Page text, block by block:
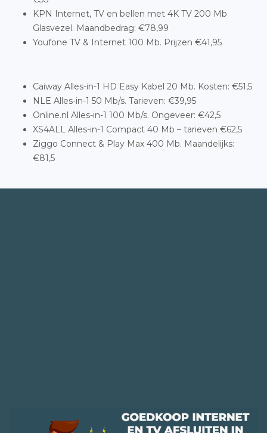
KPN Internet, TV en bellen met 4K TV 200 Mb
Glasvezel. Maandbedrag: €78,99
Youfone TV & Internet 100 Mb. Prijzen €41,95
Caiway Alles-in-1 HD Easy Kabel 20 Mb. Kosten: €51,5
NLE Alles-in-1 50 Mb/s. Tarieven: €39,95
Online.nl Alles-in-1 100 Mb/s. Ongeveer: €42,5
XS4ALL Alles-in-1 Compact 40 Mb – tarieven €62,5
Ziggo Connect & Play Max 400 Mb. Maandelijks:
€81,5